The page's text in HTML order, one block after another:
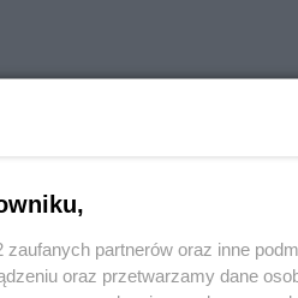
zaufanych partnerów oraz inne
oraz przetwarzamy dane